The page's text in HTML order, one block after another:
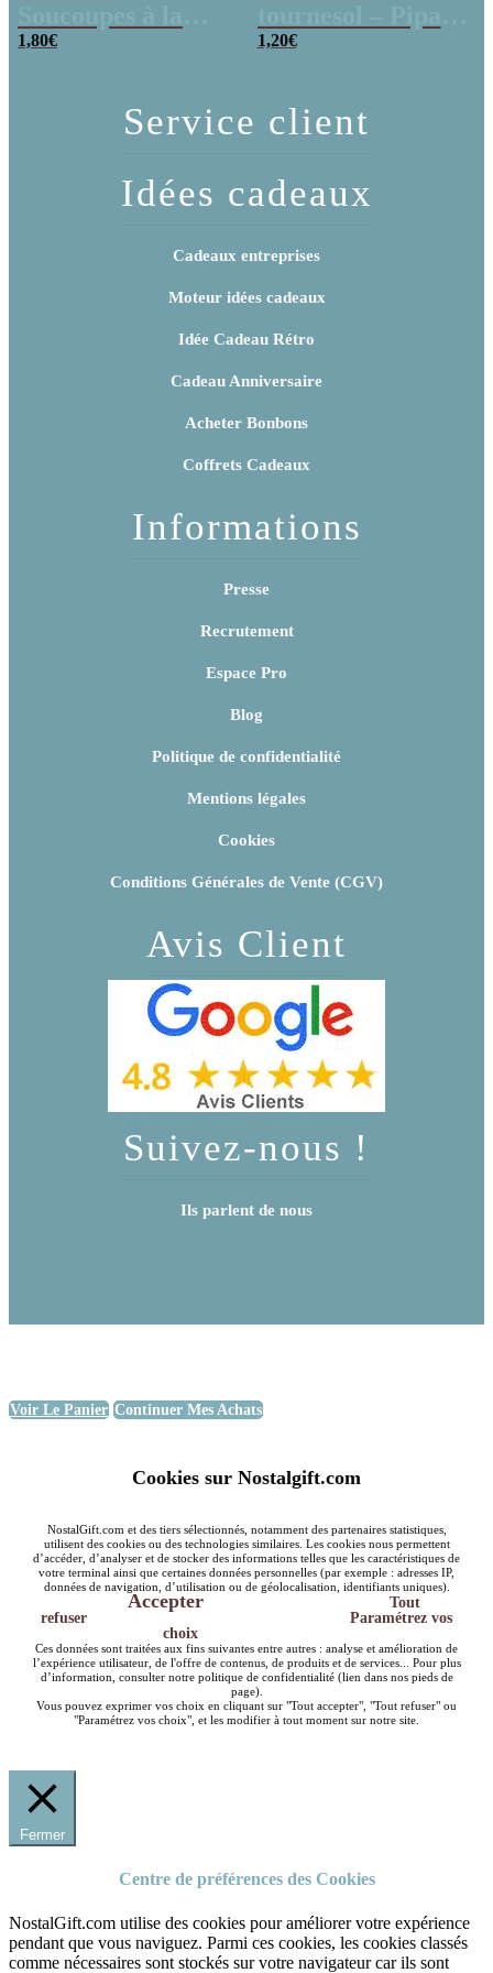
poudre (x20)
1,80€
x 3
1,20€
Service client
Idées cadeaux
Cadeaux entreprises
Moteur idées cadeaux
Idée Cadeau Rétro
Cadeau Anniversaire
Acheter Bonbons
Coffrets Cadeaux
Informations
Presse
Recrutement
Espace Pro
Blog
Politique de confidentialité
Mentions légales
Cookies
Conditions Générales de Vente (CGV)
Avis Client
Suivez-nous !
Ils parlent de nous
Voir Le Panier Continuer Mes Achats
Cookies sur Nostalgift.com
NostalGift.com et des tiers sélectionnés, notamment des partenaires statistiques,
utilisent des cookies ou des technologies similaires. Les cookies nous permettent
d’accéder, d’analyser et de stocker des informations telles que les caractéristiques de
votre terminal ainsi que certaines données personnelles (par exemple : adresses IP,
données de navigation, d’utilisation ou de géolocalisation, identifiants uniques).
Accepter
Tout
refuser
Paramétrez vos
choix
Ces données sont traitées aux fins suivantes entre autres : analyse et amélioration de
l’expérience utilisateur, de l'offre de contenus, de produits et de services... Pour plus
d’information, consulter notre politique de confidentialité (lien dans nos pieds de
page).
Vous pouvez exprimer vos choix en cliquant sur "Tout accepter", "Tout refuser" ou
"Paramétrez vos choix", et les modifier à tout moment sur notre site.
Fermer
Centre de préférences des Cookies
NostalGift.com utilise des cookies pour améliorer votre expérience
pendant que vous naviguez. Parmi ces cookies, les cookies classés
comme nécessaires sont stockés sur votre navigateur car ils sont